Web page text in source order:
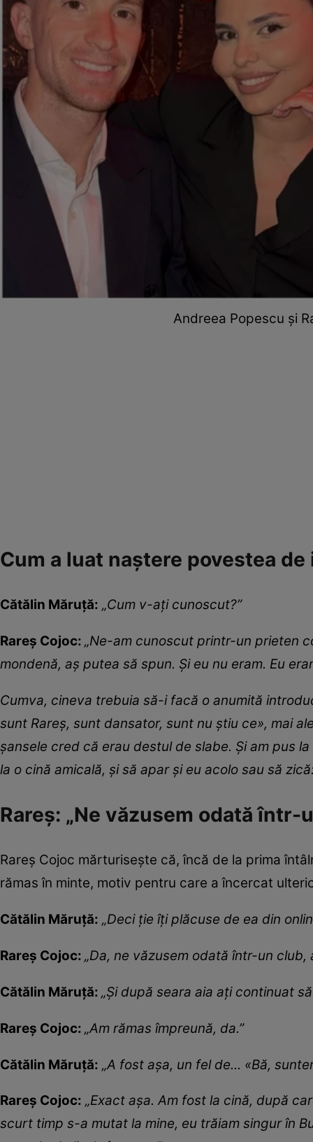
Andreea Popescu și
Cum a luat naștere povestea
Cătălin Măruță: „Cum v-ați cunoscut?”
Rareș Cojoc: „Ne-am cunoscut printr-un prieten
mondenă, aș putea să spun. Și eu nu eram. Eu
Cumva, cineva trebuia să-i facă o anumită
sunt Rareș, sunt dansator, sunt nu știu ce», mai
șansele cred că erau destul de slabe. Și am pus
la o cină amicală, și să apar și eu acolo sau să
Rareș: „Ne văzusem odată
Rareș Cojoc mărturisește că, încă de la prima
rămas în minte, motiv pentru care a încercat
Cătălin Măruță: „Deci ție îți plăcuse de ea din
Rareș Cojoc: „Da, ne văzusem odată într-un club,
Cătălin Măruță: „Și după seara aia ați continuat
Rareș Cojoc: „Am rămas împreună, da.”
Cătălin Măruță: „A fost așa, un fel de... «Bă,
Rareș Cojoc: „Exact așa. Am fost la cină, după
scurt timp s-a mutat la mine, eu trăiam singur în